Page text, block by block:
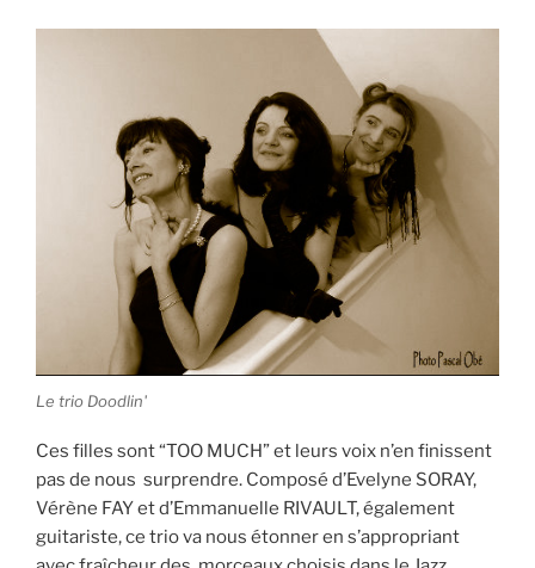
Le trio Doodlin'
Ces filles sont “TOO MUCH” et leurs voix n’en finissent
pas de nous surprendre. Composé d’Evelyne SORAY,
Vérène FAY et d’Emmanuelle RIVAULT, également
guitariste, ce trio va nous étonner en s’appropriant